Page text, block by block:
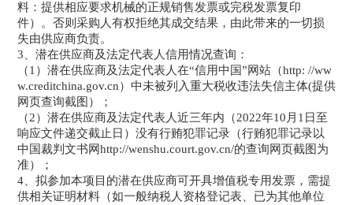
料：提供相应要求机械的正规销售发票或完税发票复印
件）。否则采购人有权拒绝其成交结果，由此带来的一切损
失由供应商负责。
3、潜在供应商及法定代表人信用情况查询：
（1）潜在供应商及法定代表人在“信用中国”网站（http: //ww
w.creditchina.gov.cn）中未被列入重大税收违法失信主体(提供
网页查询截图）；
（2）潜在供应商及法定代表人近三年内（2022年10月1日至
响应文件递交截止日）没有行贿犯罪记录（行贿犯罪记录以
中国裁判文书网http://wenshu.court.gov.cn/的查询网页截图为
准）；
4、拟参加本项目的潜在供应商可开具增值税专用发票，需提
供相关证明材料（如一般纳税人资格登记表、已为其他单位